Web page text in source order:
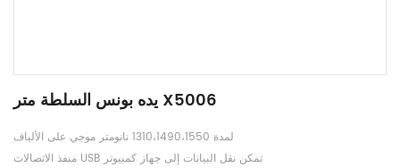
يده بونس السلطة متر X5006
لمدة 1310،1490،1550 نانومتر موجي على الألياف
منفذ الاتصالات USB تمكن نقل البيانات إلى جهاز كمبيوتر